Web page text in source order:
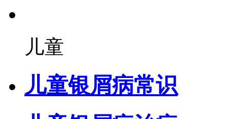
儿童
儿童银屑病常识